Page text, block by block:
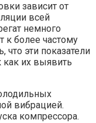
зависит от
всей
немного
к более частому
что эти показатели
как их выявить
вибрацией.
компрессора.